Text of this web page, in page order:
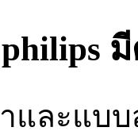
ละแบบ